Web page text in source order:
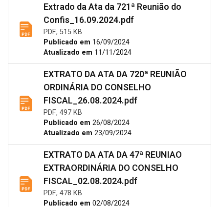
Extrado da Ata da 721ª Reunião do
Confis_16.09.2024.pdf
PDF, 515 KB
Publicado em 16/09/2024
Atualizado em 11/11/2024
EXTRATO DA ATA DA 720ª REUNIÃO
ORDINÁRIA DO CONSELHO
FISCAL_26.08.2024.pdf
PDF, 497 KB
Publicado em 26/08/2024
Atualizado em 23/09/2024
EXTRATO DA ATA DA 47ª REUNIAO
EXTRAORDINÁRIA DO CONSELHO
FISCAL_02.08.2024.pdf
PDF, 478 KB
Publicado em 02/08/2024